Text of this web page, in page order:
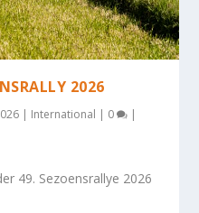
2026
| International | 0 |
49. Sezoensrallye 2026